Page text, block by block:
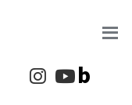
인스타그램
유튜브b